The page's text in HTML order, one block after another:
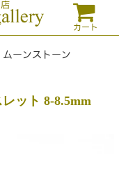
カート
ムーンストーン
ット 8-8.5mm